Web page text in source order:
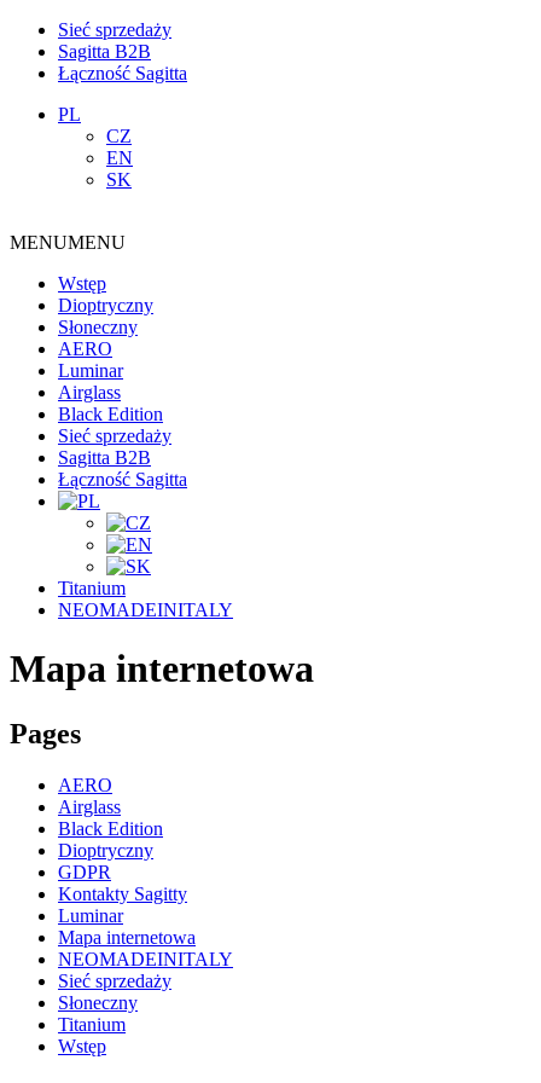
Sieć sprzedaży
Sagitta B2B
Łączność Sagitta
PL
CZ
EN
SK
MENUMENU
Wstęp
Dioptryczny
Słoneczny
AERO
Luminar
Airglass
Black Edition
Sieć sprzedaży
Sagitta B2B
Łączność Sagitta
Titanium
NEOMADEINITALY
Mapa internetowa
Pages
AERO
Airglass
Black Edition
Dioptryczny
GDPR
Kontakty Sagitty
Luminar
Mapa internetowa
NEOMADEINITALY
Sieć sprzedaży
Słoneczny
Titanium
Wstęp